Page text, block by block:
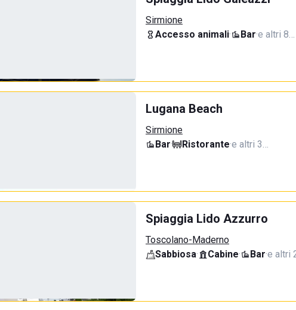
Sirmione
Accesso animali· Bar·e altri 8…
Lugana Beach
Sirmione
Bar· Ristorante·e altri 3…
Spiaggia Lido Azzurro
Toscolano-Maderno
Sabbiosa· Cabine· Bar·e altri